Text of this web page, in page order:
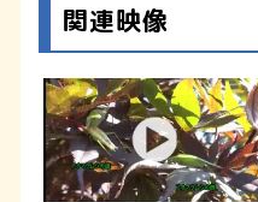
関連映像